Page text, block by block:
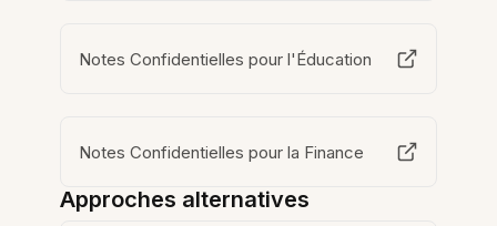
Notes Confidentielles pour l'Éducation
Notes Confidentielles pour la Finance
Approches alternatives